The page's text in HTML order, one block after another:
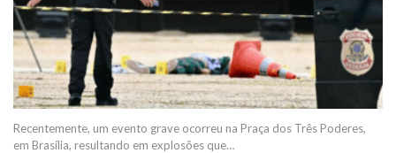
Recentemente, um evento grave ocorreu na Praça dos Três Poderes,
em Brasília, resultando em explosões que…